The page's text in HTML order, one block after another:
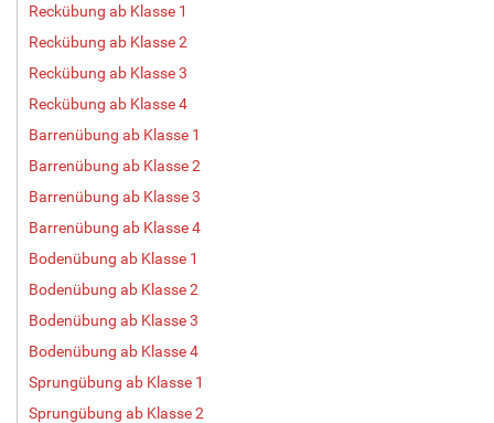
Reckübung ab Klasse 1
Reckübung ab Klasse 2
Reckübung ab Klasse 3
Reckübung ab Klasse 4
Barrenübung ab Klasse 1
Barrenübung ab Klasse 2
Barrenübung ab Klasse 3
Barrenübung ab Klasse 4
Bodenübung ab Klasse 1
Bodenübung ab Klasse 2
Bodenübung ab Klasse 3
Bodenübung ab Klasse 4
Sprungübung ab Klasse 1
Sprungübung ab Klasse 2